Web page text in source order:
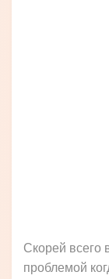
Скорей всего
проблемой